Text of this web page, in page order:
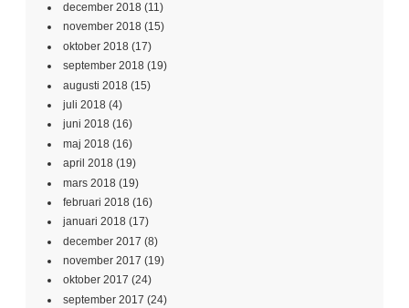
december 2018 (11)
november 2018 (15)
oktober 2018 (17)
september 2018 (19)
augusti 2018 (15)
juli 2018 (4)
juni 2018 (16)
maj 2018 (16)
april 2018 (19)
mars 2018 (19)
februari 2018 (16)
januari 2018 (17)
december 2017 (8)
november 2017 (19)
oktober 2017 (24)
september 2017 (24)